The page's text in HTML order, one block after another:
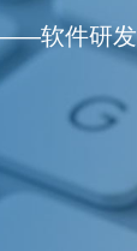
软件研发